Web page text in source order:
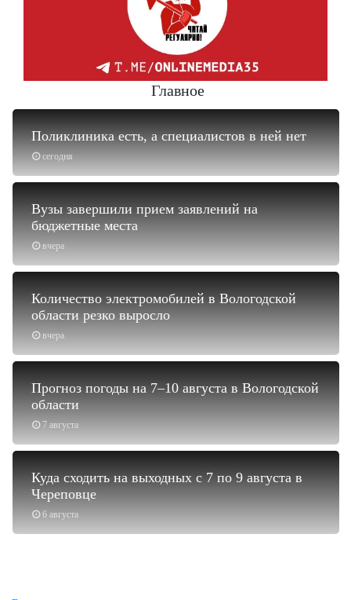
Главное
сегодня
Поликлиника есть, а специалистов в ней нет
вчера
Вузы завершили прием заявлений на
бюджетные места
вчера
Количество электромобилей в Вологодской
области резко выросло
7 августа
Прогноз погоды на 7–10 августа в Вологодской
области
6 августа
Куда сходить на выходных с 7 по 9 августа в
Череповце